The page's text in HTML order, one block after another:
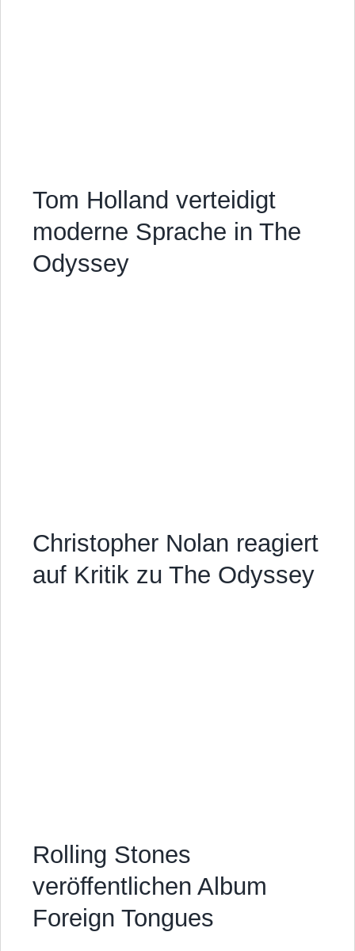
Tom Holland verteidigt
moderne Sprache in The
Odyssey
Christopher Nolan reagiert
auf Kritik zu The Odyssey
Rolling Stones
veröffentlichen Album
Foreign Tongues